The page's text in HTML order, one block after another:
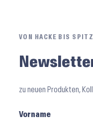
VON HACKE BIS
zu neuen Produkten,
Vorname